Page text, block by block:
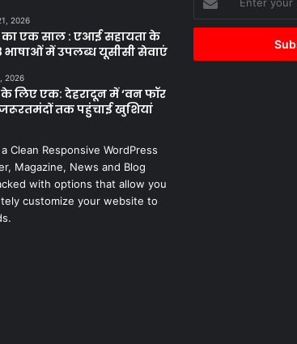
2026
का एक साल : एआई सहायता के
भाषाओं में उपलब्ध यूसीसी सेवाएं
2026
लिए एक: देहरादून में ‘वन फॉर
तक पहुंचाई खुशियां
Clean Responsive WordPress
Magazine, News and Blog
with options that allow you
customize your website to
your
Email